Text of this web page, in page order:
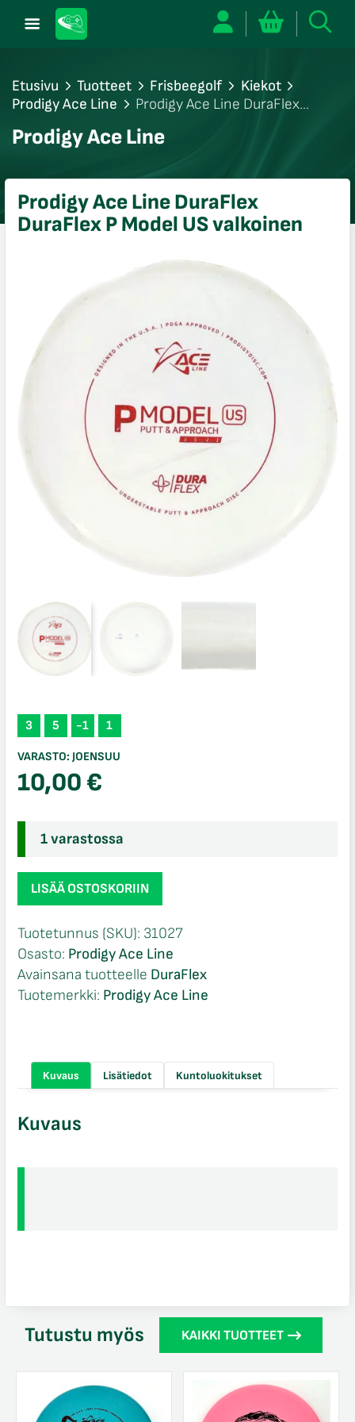
Etusivu Tuotteet Frisbeegolf
Kiekot
Prodigy Ace Line
Prodigy Ace Line DuraFlex
Prodigy Ace Line
Prodigy Ace Line DuraFlex
DuraFlex P Model US valkoinen
3 5 -1 1
VARASTO: JOENSUU
10,00€
1 varastossa
Prodigy
Ace
DuraFlex
DuraFlex
P
Model
määrä
LISÄÄ OSTOSKORIIN
Tuotetunnus (SKU): 31027
Osasto: Prodigy Ace Line
Avainsana tuotteelle DuraFlex
Tuotemerkki: Prodigy Ace Line
Kuvaus Lisätiedot Kuntoluokitukset
Kuvaus
Tutustu myös KAIKKI TUOTTEET
sulje
sulje